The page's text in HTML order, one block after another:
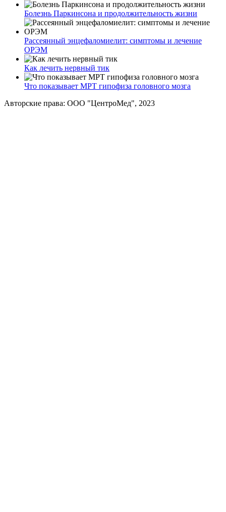
Болезнь Паркинсона и продолжительность жизни
Рассеянный энцефаломиелит: симптомы и лечение
ОРЭМ
Как лечить нервный тик
Что показывает МРТ гипофиза головного мозга
Авторские права: ООО "ЦентроМед", 2023